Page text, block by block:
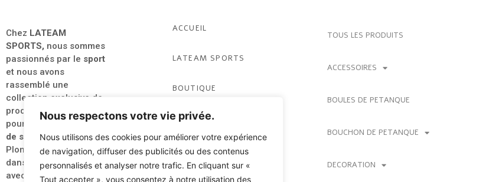
Nous respectons votre vie privée.
Nous utilisons des cookies pour améliorer votre expérience
de navigation, diffuser des publicités ou des contenus
personnalisés et analyser notre trafic. En cliquant sur «
Tout accepter », vous consentez à notre utilisation des
Chez LATEAM
SPORTS, nous sommes
passionnés par le sport
et nous avons
rassemblé une
collection exclusive de
produits de qualité
pour tous lesamateurs
de sport.
Plongez dès à présent
dans l’univers dusport
avec style et élégance.
ACCUEIL
LATEAM SPORTS
BOUTIQUE
PARTENAIRES &
CLUB & ASSO
TOUS LES PRODUITS
ACCESSOIRES
BOULES DE PETANQUE
BOUCHON DE PETANQUE
DECORATION